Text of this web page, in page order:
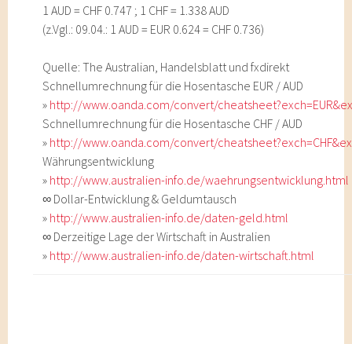
1 AUD = CHF 0.747 ; 1 CHF = 1.338 AUD
(z.Vgl.: 09.04.: 1 AUD = EUR 0.624 = CHF 0.736)
Quelle: The Australian, Handelsblatt und fxdirekt
Schnellumrechnung für die Hosentasche EUR / AUD
» http://www.oanda.com/convert/
Schnellumrechnung für die Hosentasche CHF / AUD
» http://www.oanda.com/convert/
Währungsentwicklung
» http://www.australien-info.de/waehrungsentwicklung.html
∞ Dollar-Entwicklung & Geldumtausch
» http://www.australien-info.de/daten-geld.html
∞ Derzeitige Lage der Wirtschaft in Australien
» http://www.australien-info.de/daten-wirtschaft.html